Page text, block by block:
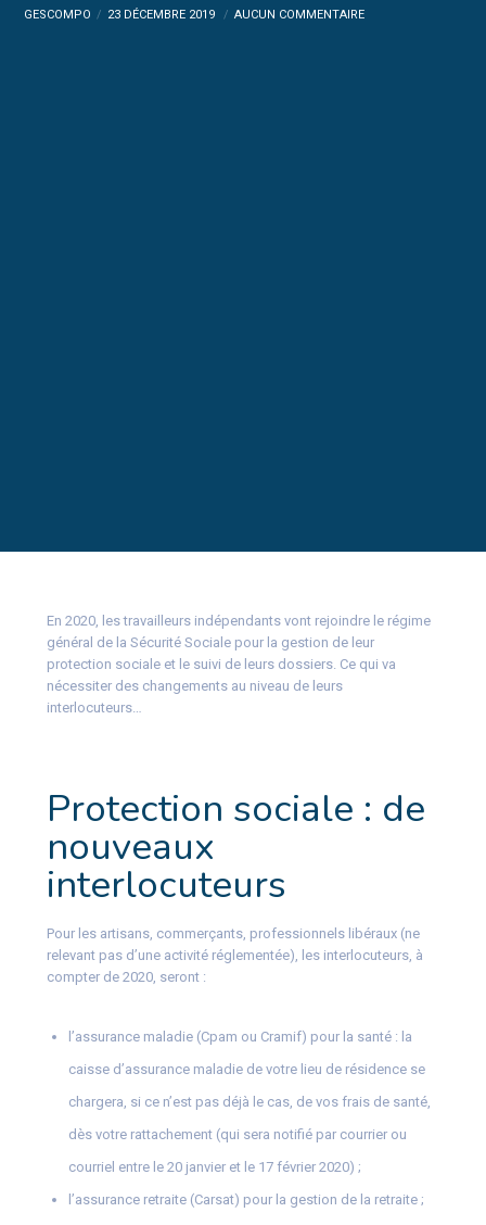
GESCOMPO 23 DÉCEMBRE 2019 AUCUN COMMENTAIRE
En 2020, les travailleurs indépendants vont rejoindre le régime
général de la Sécurité Sociale pour la gestion de leur
protection sociale et le suivi de leurs dossiers. Ce qui va
nécessiter des changements au niveau de leurs
interlocuteurs…
Protection sociale : de
nouveaux
interlocuteurs
Pour les artisans, commerçants, professionnels libéraux (ne
relevant pas d’une activité réglementée), les interlocuteurs, à
compter de 2020, seront :
l’assurance maladie (Cpam ou Cramif) pour la santé : la
caisse d’assurance maladie de votre lieu de résidence se
chargera, si ce n’est pas déjà le cas, de vos frais de santé,
dès votre rattachement (qui sera notifié par courrier ou
courriel entre le 20 janvier et le 17 février 2020) ;
l’assurance retraite (Carsat) pour la gestion de la retraite ;